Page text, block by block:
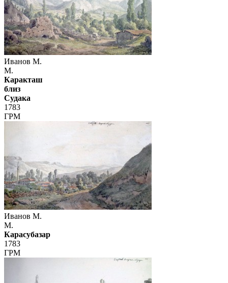
Иванов М.
М.
Каракташ
близ
Судака
1783
ГРМ
Иванов М.
М.
Карасубазар
1783
ГРМ